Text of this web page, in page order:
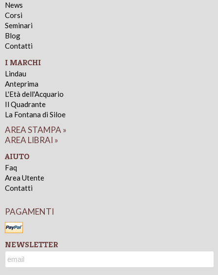
News
Corsi
Seminari
Blog
Contatti
I MARCHI
Lindau
Anteprima
L'Età dell'Acquario
Il Quadrante
La Fontana di Siloe
AREA STAMPA »
AREA LIBRAI »
AIUTO
Faq
Area Utente
Contatti
PAGAMENTI
NEWSLETTER